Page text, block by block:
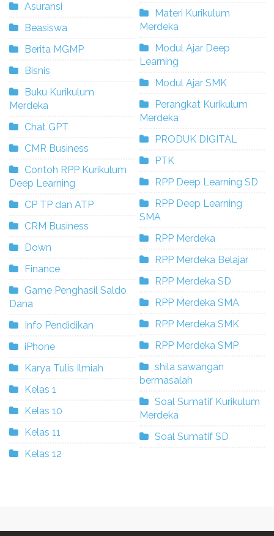
Asuransi
Beasiswa
Berita MGMP
Bisnis
Buku Kurikulum
Merdeka
Chat GPT
CMR Business
Contoh RPP Kurikulum
Deep Learning
CP TP dan ATP
CRM Business
Down
Finance
Game Penghasil Saldo
Dana
Info Pendidikan
iPhone
Karya Tulis Ilmiah
Kelas 1
Kelas 10
Kelas 11
Kelas 12
Materi Kurikulum
Merdeka
Modul Ajar Deep
Learning
Modul Ajar SMK
Perangkat Kurikulum
Merdeka
PRODUK DIGITAL
PTK
RPP Deep Learning SD
RPP Deep Learning
SMA
RPP Merdeka
RPP Merdeka Belajar
RPP Merdeka SD
RPP Merdeka SMA
RPP Merdeka SMK
RPP Merdeka SMP
shila sawangan
bermasalah
Soal Sumatif Kurikulum
Merdeka
Soal Sumatif SD